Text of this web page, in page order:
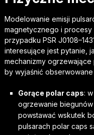
Modelowanie emisji
magnetycznego i
przypadku PSR
interesujące jest pytanie,
mechanizmy ogrzewające
by wyjaśnić
Gorące polar caps:
ogrzewanie
powstawać wskutek
pulsarach polar caps